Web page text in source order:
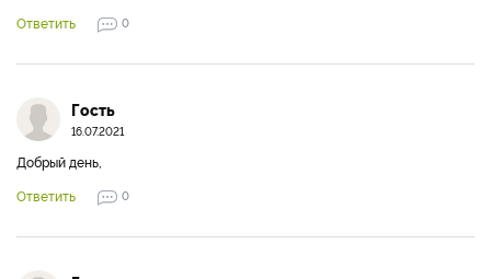
Ответить
0
Гость
16.07.2021
Добрый день,
Ответить
0